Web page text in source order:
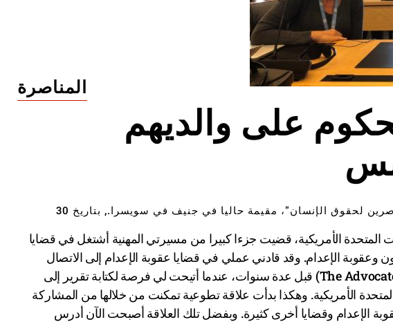
على والديهم
المناصرة
منشور من قبل إعداد: ليزا بوردن، متطوعة مع "المناصرين لحقوق الإنسان"، مقيمة حاليا في جنيف في سويسرا., بتاريخ 30
المتحدة الأمريكية، قضيت جزءا كبيرا من مسيرتي المهنية أشتغل في قضايا
وعقوبة الإعدام. وقد قادني عملي في قضايا عقوبة الإعدام إلى الاتصال
ب”المناصرين لحقوق الإنسان” (The Advocates for Human Rights) قبل عدة سنوات، عندما أتيحت لي فرصة لكتابة تقرير إلى
الأمريكية. وهكذا بدأت علاقة تطوعية تمكنت من خلالها من المشاركة
الإعدام وقضايا أخرى كثيرة. وبفضل تلك العلاقة أصبحت الآن أدرس